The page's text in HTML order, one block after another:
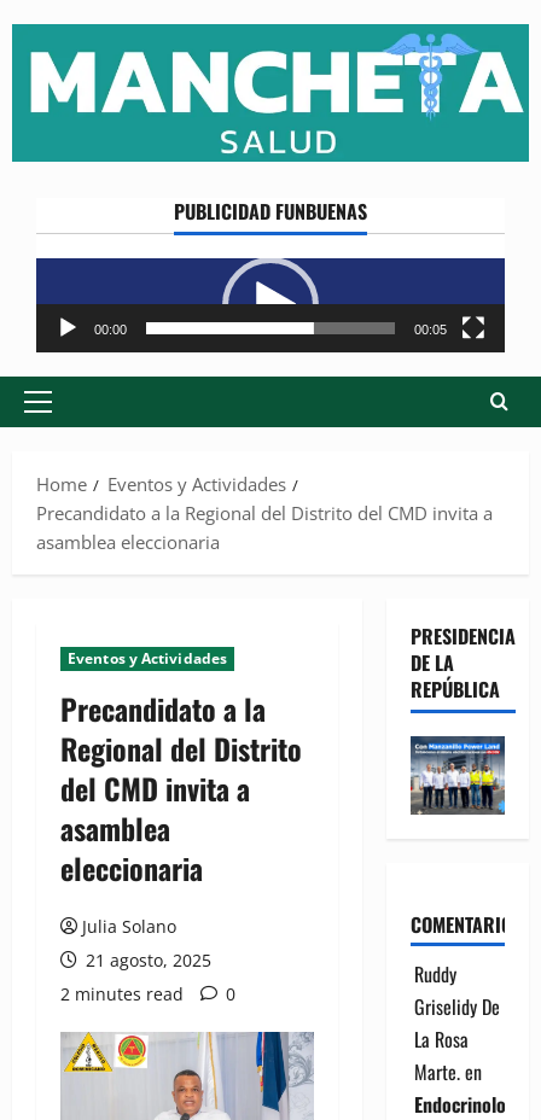
content
PUBLICIDAD FUNBUENAS
Reproductor
de
vídeo
00:00 00:05
Primary
Home
Eventos y Actividades
Precandidato a la Regional del Distrito del CMD invita a
asamblea eleccionaria
Eventos y Actividades
Precandidato a la
Regional del Distrito
del CMD invita a
asamblea
eleccionaria
Julia Solano
21 agosto, 2025
2 minutes read
0
PRESIDENCIA
DE LA
REPÚBLICA
COMENTARIOS
Ruddy
Griselidy De
La Rosa
Marte.en
Endocrinología